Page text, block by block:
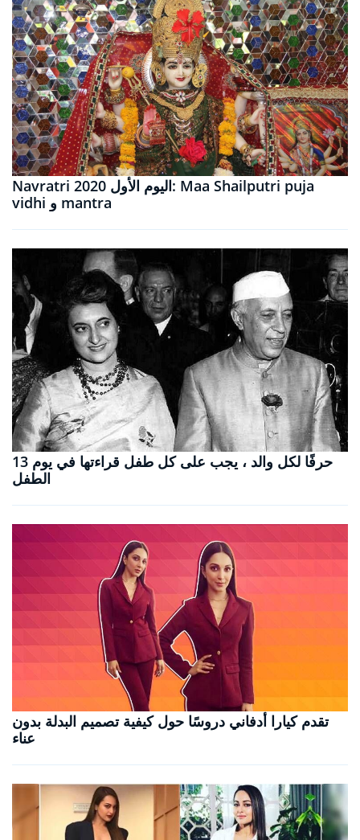
Navratri 2020 اليوم الأول: Maa Shailputri puja
vidhi و mantra
13 حرفًا لكل والد ، يجب على كل طفل قراءتها في يوم
الطفل
تقدم كيارا أدفاني دروسًا حول كيفية تصميم البدلة بدون
عناء